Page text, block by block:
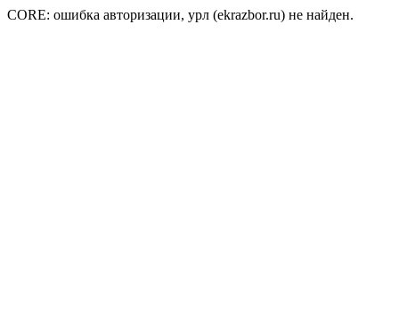
CORE: ошибка авторизации, урл (ekrazbor.ru) не найден.